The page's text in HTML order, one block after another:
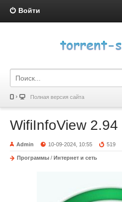
Войти
Полная версия сайта
WifiInfoView
Admin 10-09-2024, 10:55 519
Программы / Интернет и сеть